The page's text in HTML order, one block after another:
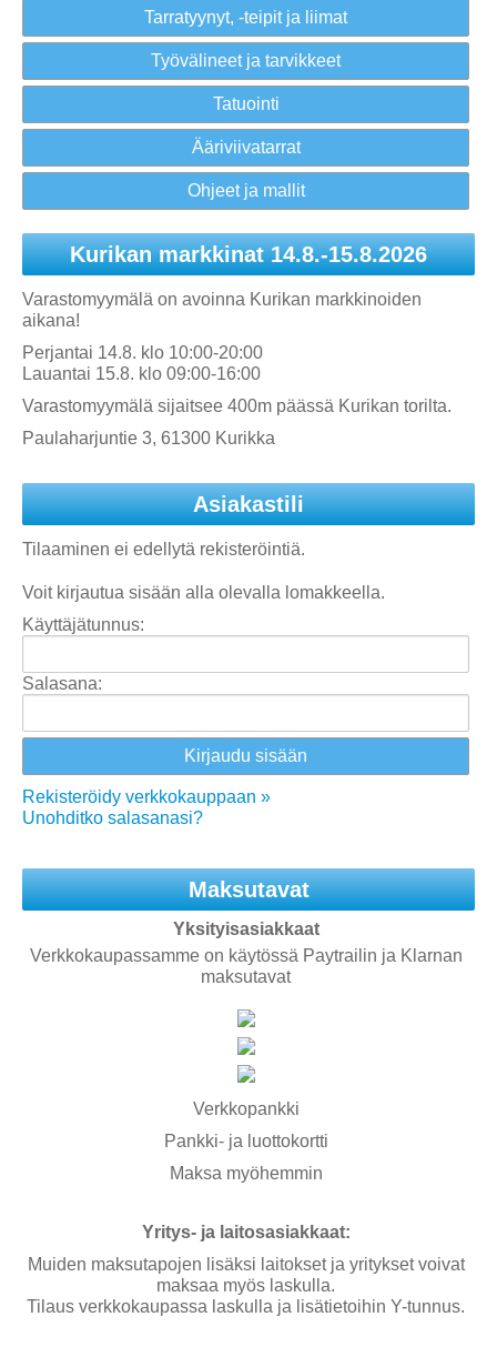
Tarratyynyt, -teipit ja liimat
Työvälineet ja tarvikkeet
Tatuointi
Ääriviivatarrat
Ohjeet ja mallit
Kurikan markkinat 14.8.-15.8.2026
Varastomyymälä on avoinna Kurikan markkinoiden
aikana!
Perjantai 14.8. klo 10:00-20:00
Lauantai 15.8. klo 09:00-16:00
Varastomyymälä sijaitsee 400m päässä Kurikan torilta.
Paulaharjuntie 3, 61300 Kurikka
Asiakastili
Tilaaminen ei edellytä rekisteröintiä.
Voit kirjautua sisään alla olevalla lomakkeella.
Käyttäjätunnus:
Salasana:
Rekisteröidy verkkokauppaan »
Unohditko salasanasi?
Maksutavat
Yksityisasiakkaat
Verkkokaupassamme on käytössä Paytrailin ja Klarnan
maksutavat
Verkkopankki
Pankki- ja luottokortti
Maksa myöhemmin
Yritys- ja laitosasiakkaat:
Muiden maksutapojen lisäksi laitokset ja yritykset voivat
maksaa myös laskulla.
Tilaus verkkokaupassa laskulla ja lisätietoihin Y-tunnus.